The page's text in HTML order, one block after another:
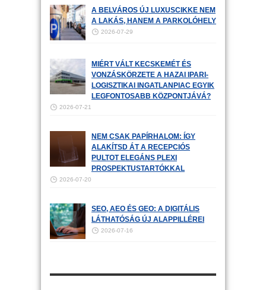
A BELVÁROS ÚJ LUXUSCIKKE NEM
A LAKÁS, HANEM A PARKOLÓHELY
2026-07-29
MIÉRT VÁLT KECSKEMÉT ÉS
VONZÁSKÖRZETE A HAZAI IPARI-
LOGISZTIKAI INGATLANPIAC EGYIK
LEGFONTOSABB KÖZPONTJÁVÁ?
2026-07-21
NEM CSAK PAPÍRHALOM: ÍGY
ALAKÍTSD ÁT A RECEPCIÓS
PULTOT ELEGÁNS PLEXI
PROSPEKTUSTARTÓKKAL
2026-07-20
SEO, AEO ÉS GEO: A DIGITÁLIS
LÁTHATÓSÁG ÚJ ALAPPILLÉREI
2026-07-16